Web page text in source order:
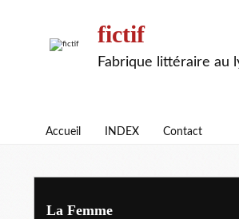
fictif
Fabrique littéraire au
Accueil INDEX Contact
La Femme